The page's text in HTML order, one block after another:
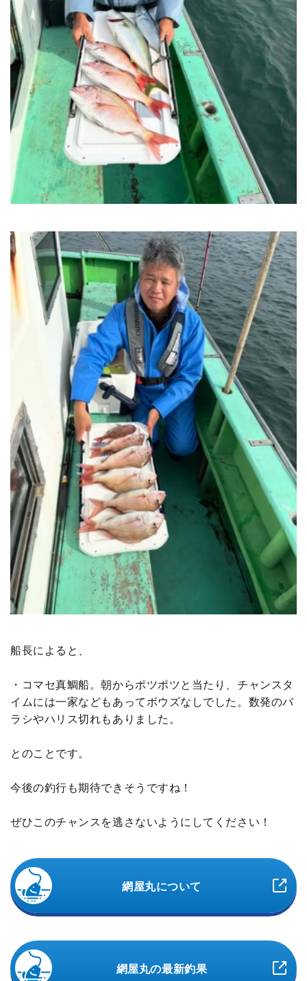
船長によると、
・コマセ真鯛船。朝からポツポツと当たり、チャンスタ
イムには一家などもあってボウズなしでした。数発のバ
ラシやハリス切れもありました。
とのことです。
今後の釣行も期待できそうですね！
ぜひこのチャンスを逃さないようにしてください！
網屋丸について
網屋丸の最新釣果